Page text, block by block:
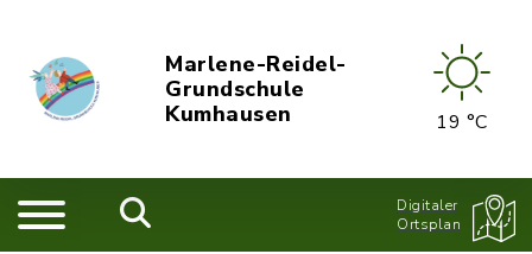
Marlene-Reidel-
Grundschule
Kumhausen
19 °C
Digitaler
Ortsplan